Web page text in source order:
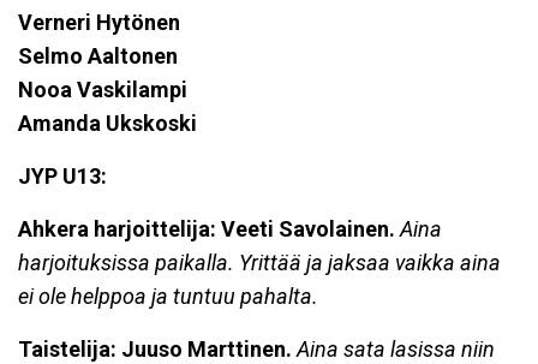
Verneri Hytönen
Selmo Aaltonen
Nooa Vaskilampi
Amanda Ukskoski
JYP U13:
Ahkera harjoittelija: Veeti Savolainen.Aina
harjoituksissa paikalla. Yrittää ja jaksaa vaikka aina
ei ole helppoa ja tuntuu pahalta.
Taistelija: Juuso Marttinen.Aina sata lasissa niin